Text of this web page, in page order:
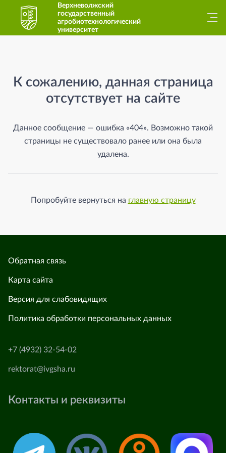
Верхневолжский
государственный
агробиотехнологический
университет
К сожалению, данная страница
отсутствует на сайте
Данное сообщение — ошибка «404». Возможно такой
страницы не существовало ранее или она была
удалена.
Попробуйте вернуться на главную страницу
Обратная связь
Карта сайта
Версия для слабовидящих
Политика обработки персональных данных
+7 (4932) 32-54-02
rektorat@ivgsha.ru
Контакты и реквизиты